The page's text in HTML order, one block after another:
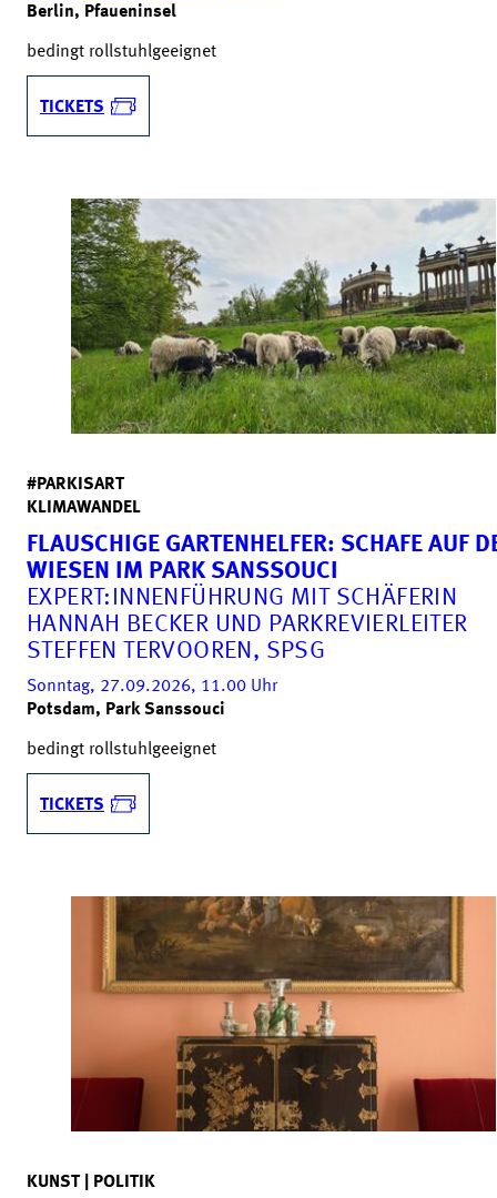
Berlin, Pfaueninsel
bedingt rollstuhlgeeignet
TICKETS
#PARKISART
KLIMAWANDEL
FLAUSCHIGE GARTEN­HELFER: SCHAFE AUF
WIESEN IM PARK SANSSOUCI
EXPERT:INNENFÜHRUNG MIT SCHÄFERIN
HANNAH BECKER UND PARK­REVIER­LEITER
STEFFEN TERVOOREN, SPSG
Sonntag, 27.09.2026, 11.00 Uhr
Potsdam, Park Sanssouci
bedingt rollstuhlgeeignet
TICKETS
KUNST | POLITIK